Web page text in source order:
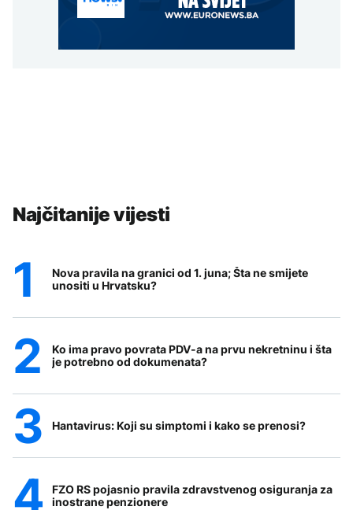
Najčitanije vijesti
Nova pravila na granici od 1. juna; Šta ne smijete
unositi u Hrvatsku?
Ko ima pravo povrata PDV-a na prvu nekretninu i šta
je potrebno od dokumenata?
Hantavirus: Koji su simptomi i kako se prenosi?
FZO RS pojasnio pravila zdravstvenog osiguranja za
inostrane penzionere